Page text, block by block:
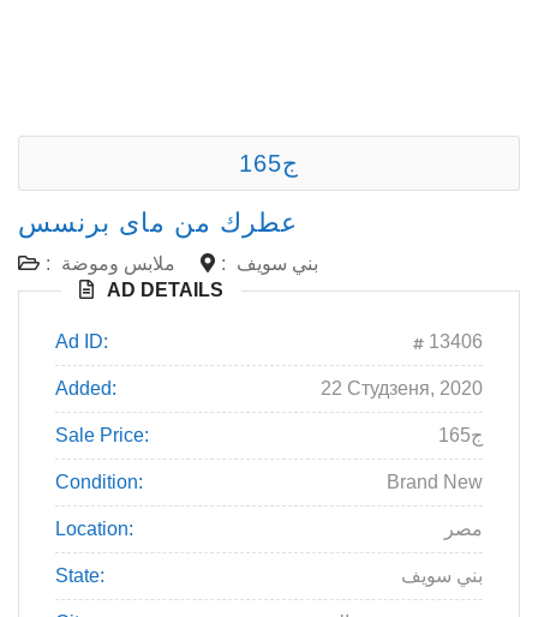
165ج
عطرك من ماى برنسس
: ملابس وموضة :
بني سويف
AD DETAILS
Ad ID: 13406
Added: 22 Студзеня, 2020
Sale Price: 165ج
Condition: Brand New
Location: مصر
State: بني سويف